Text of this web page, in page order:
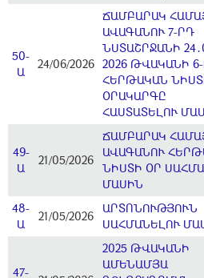
50-
Ա
24/06/2026
ՃԱՄԲԱՐԱԿ
ԱՎԱԳԱՆՈՒ 7-ՐԴ
ՆՍՏԱՇՐՋԱՆԻ
2026 ԹՎԱԿԱՆԻ
ՀԵՐԹԱԿԱՆ
ՕՐԱԿԱՐԳԸ
ՀԱՍՏԱՏԵԼՈՒ
49-
Ա
21/05/2026
ՃԱՄԲԱՐԱԿ
ԱՎԱԳԱՆՈՒ
ՆԻՍՏԻ ՕՐ
ՄԱՍԻՆ
48-
Ա
21/05/2026
ԱՐՏՈՆՈՒԹՅՈՒՆ
ՍԱՀՄԱՆԵԼՈՒ
47-
2025 ԹՎԱԿԱՆԻ
ԱՄԵՆԱՄՅԱ